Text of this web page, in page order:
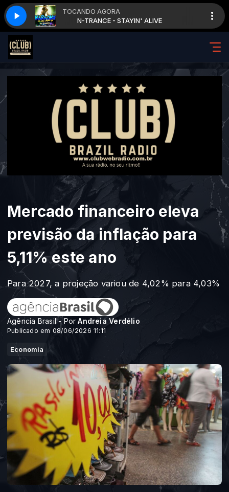
TOCANDO AGORA
N-TRANCE - STAYIN' ALIVE
Mercado financeiro eleva
previsão da inflação para
5,11% este ano
Para 2027, a projeção variou de 4,02% para 4,03%
Agência Brasil - PorAndreia Verdélio
Publicado em 08/06/2026 11:11
Economia